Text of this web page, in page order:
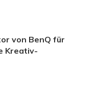
von BenQ für
Kreativ-